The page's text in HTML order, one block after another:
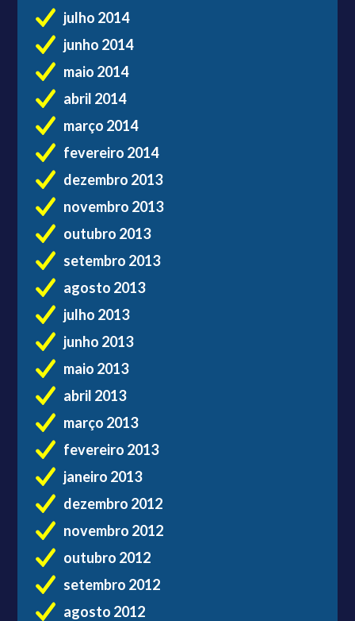
julho 2014
junho 2014
maio 2014
abril 2014
março 2014
fevereiro 2014
dezembro 2013
novembro 2013
outubro 2013
setembro 2013
agosto 2013
julho 2013
junho 2013
maio 2013
abril 2013
março 2013
fevereiro 2013
janeiro 2013
dezembro 2012
novembro 2012
outubro 2012
setembro 2012
agosto 2012